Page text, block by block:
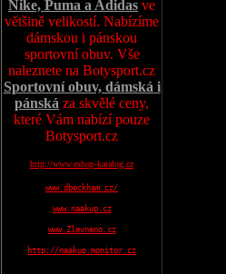
Nike, Puma a Adidas ve
většině velikostí. Nabízíme
dámskou i pánskou
sportovní obuv. Vše
naleznete na Botysport.cz
Sportovní obuv, dámská i
pánská za skvělé ceny,
které Vám nabízí pouze
Botysport.cz
http://www.eshop-katalog.cz
www.dbeckham.cz/
www.naakup.cz
www.Zlevneno.cz
http://naakup.monitor.cz